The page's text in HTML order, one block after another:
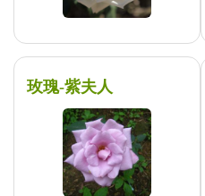
玫瑰-紫夫人